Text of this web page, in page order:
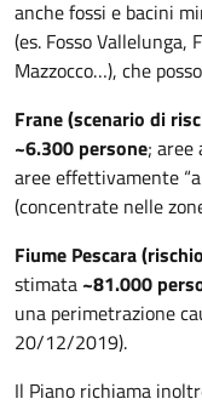
anche fossi e bacini
(es. Fosso Vallelunga,
Mazzocco…), che
Frane (scenario di
~6.300 persone; aree
aree effettivamente
(concentrate nelle
Fiume Pescara
stimata ~81.000
una perimetrazione
20/12/2019).
Il Piano richiama